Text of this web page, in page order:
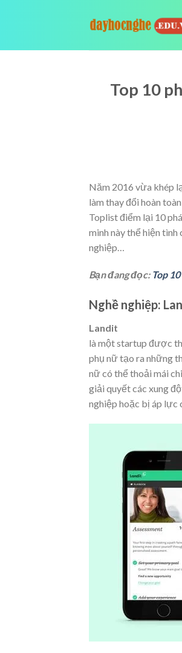
Top 10
Năm 2016 vừa khép
làm thay đổi hoàn
Toplist điểm lại 10
minh này thể hiện tình
nghiệp…
Bạn đang đọc: Top
Nghề nghiệp:
Landit
là một startup được
phụ nữ tạo ra những
nữ có thể thoải mái
giải quyết các xung
nghiệp hoặc bị áp lực